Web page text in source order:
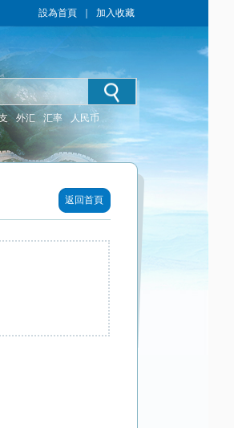
設為首頁 加入收藏
外汇 汇率 人民币
返回首頁